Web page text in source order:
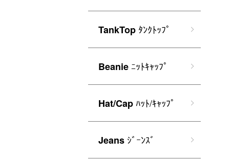
TankTop ﾀﾝｸﾄｯﾌﾟ
Beanieﾆｯﾄｷｬｯﾌﾟ
Hat/Capﾊｯﾄ/ｷｬｯﾌﾟ
Jeans ｼﾞｰﾝｽﾞ